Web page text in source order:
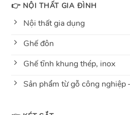
👉 NỘI THẤT GIA ĐÌNH
Nội thất gia dụng
Ghế đôn
Ghế tĩnh khung thép, inox
Sản phẩm từ gỗ công nghiệp